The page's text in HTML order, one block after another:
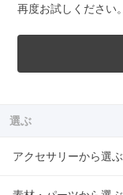
再度お試しください。
選ぶ
アクセサリーから選ぶ